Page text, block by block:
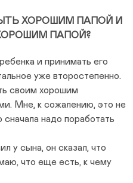
ХОРОШИМ ПАПОЙ И
ПАПОЙ?
и принимать его
уже второстепенно.
своим хорошим
Мне, к сожалению, это не
надо поработать
у сына, он сказал, что
что еще есть, к чему